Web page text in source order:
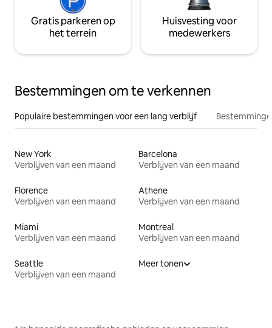
Gratis parkeren op
het terrein
Huisvesting voor
medewerkers
Bestemmingen om te verkennen
Populaire bestemmingen voor een lang verblijf
New York
Verblijven van een maand
Barcelona
Verblijven van een maand
Florence
Verblijven van een maand
Athene
Verblijven van een maand
Miami
Verblijven van een maand
Montreal
Verblijven van een maand
Seattle
Verblijven van een maand
Meer tonen